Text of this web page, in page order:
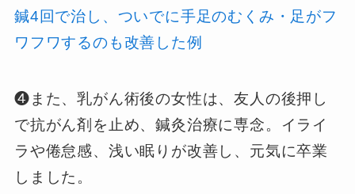
鍼4回で治し、ついでに手足のむくみ・足がフ
ワフワするのも改善した例
❹また、乳がん術後の女性は、友人の後押し
で抗がん剤を止め、鍼灸治療に専念。イライ
ラや倦怠感、浅い眠りが改善し、元気に卒業
しました。